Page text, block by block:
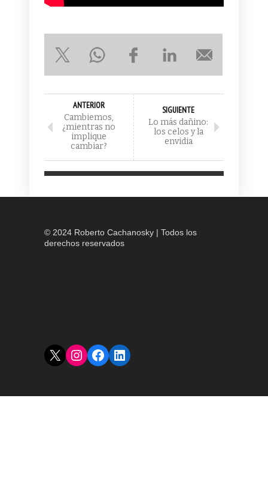
ANTERIOR
Cambiemos,
¿mientras no
implique
cambiar?
SIGUIENTE
Lo más dañino:
los celos y la
envidia
© 2024 Roberto Cachanosky | Todos los
derechos reservados
X Instagram
Facebook
LinkedIn